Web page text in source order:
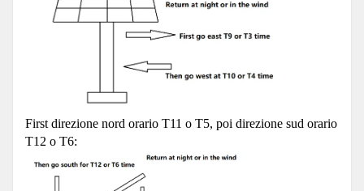
First direzione nord orario T11 o T5, poi direzione sud orario
T12 o T6: